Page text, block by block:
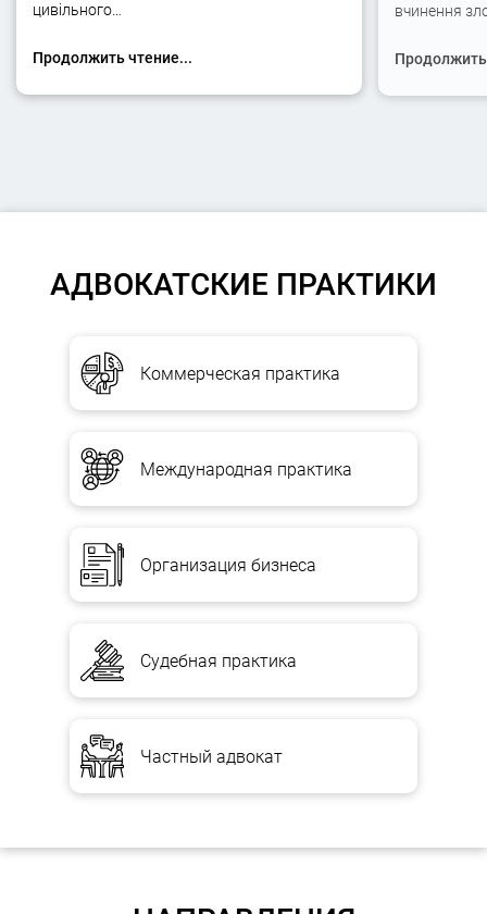
цивільного…
Продолжить чтение...
вчинення
АДВОКАТСКИЕ ПРАКТИКИ
Коммерческая практика
Международная практика
Организация бизнеса
Судебная практика
Частный адвокат